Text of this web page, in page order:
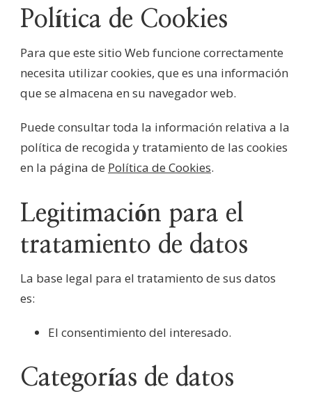
Política de Cookies
Para que este sitio Web funcione correctamente
necesita utilizar cookies, que es una información
que se almacena en su navegador web.
Puede consultar toda la información relativa a la
política de recogida y tratamiento de las cookies
en la página de Política de Cookies.
Legitimación para el
tratamiento de datos
La base legal para el tratamiento de sus datos
es:
El consentimiento del interesado.
Categorías de datos